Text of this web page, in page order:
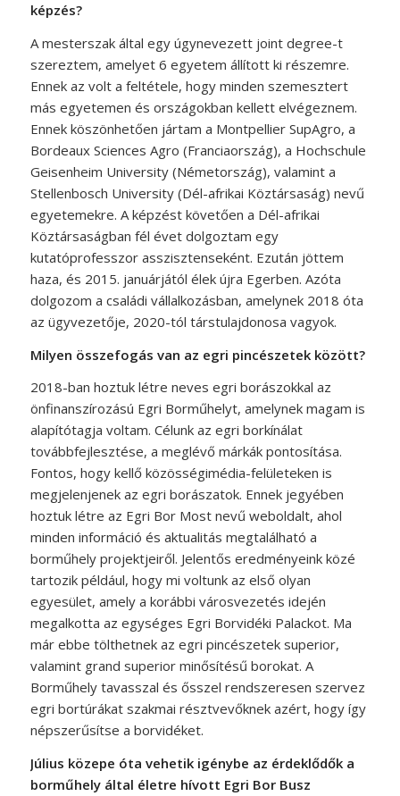
képzés?
A mesterszak által egy úgynevezett joint degree-t
szereztem, amelyet 6 egyetem állított ki részemre.
Ennek az volt a feltétele, hogy minden szemesztert
más egyetemen és országokban kellett elvégeznem.
Ennek köszönhetően jártam a Montpellier SupAgro, a
Bordeaux Sciences Agro (Franciaország), a Hochschule
Geisenheim University (Németország), valamint a
Stellenbosch University (Dél-afrikai Köztársaság) nevű
egyetemekre. A képzést követően a Dél-afrikai
Köztársaságban fél évet dolgoztam egy
kutatóprofesszor asszisztenseként. Ezután jöttem
haza, és 2015. januárjától élek újra Egerben. Azóta
dolgozom a családi vállalkozásban, amelynek 2018 óta
az ügyvezetője, 2020-tól társtulajdonosa vagyok.
Milyen összefogás van az egri pincészetek között?
2018-ban hoztuk létre neves egri borászokkal az
önfinanszírozású Egri­ Borműhelyt, amelynek magam is
alapítótagja voltam. Célunk az egri borkínálat
továbbfejlesztése, a meglévő márkák pontosítása.
Fontos, hogy kellő közösségimédia-felületeken is
megjelenjenek az egri borászatok. Ennek jegyében
hoztuk létre az Egri Bor Most nevű weboldalt, ahol
minden információ és aktualitás megtalálható a
borműhely projektjeiről. Jelentős eredményeink közé
tartozik például, hogy mi voltunk az első olyan
egyesület, amely a korábbi városvezetés idején
megalkotta az egységes Egri Borvidéki Palackot. Ma
már ebbe tölthetnek az egri pincészetek superior,
valamint grand superior minősítésű borokat. A
Borműhely tavasszal és ősszel rendszeresen szervez
egri bortúrákat szakmai résztvevőknek azért, hogy így
népszerűsítse a borvidéket.
Július közepe óta vehetik igénybe az érdeklődők a
borműhely által életre hívott Egri Bor Busz